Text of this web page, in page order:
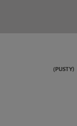
(PUSTY)